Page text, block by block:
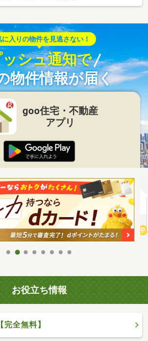
に入りの物件を見逃さない！
シュ通知で
物件情報が届く
goo住宅・不動産
アプリ
お役立ち情報
全無料】